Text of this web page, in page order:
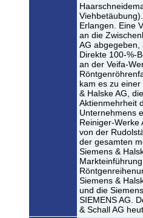
Erlangen. Eine
an die
AG
Direkte 100-%-
an der Veifa-
kam es zu
& Halske AG,
Aktienmehrheit
Unternehmens
Reiniger-Werke
von der
der gesamten
Siemens &
Siemens &
und die
SIEMENS AG.
& Schall AG